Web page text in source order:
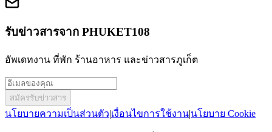
รับข่าวสารจาก PHUKET108
อัพเดทงาน ที่พัก ร้านอาหาร และข่าวสารภูเก็ต
สมัครรับข่าวสาร
นโยบายความเป็นส่วนตัว|เงื่อนไขการใช้งาน|นโยบาย Cookie